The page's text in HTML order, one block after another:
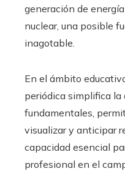
generación de
nuclear, una posible
inagotable.
En el ámbito
periódica simplifica la
fundamentales,
visualizar y anticipar
capacidad esencial
profesional en el